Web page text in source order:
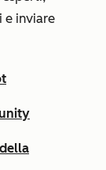
e inviare